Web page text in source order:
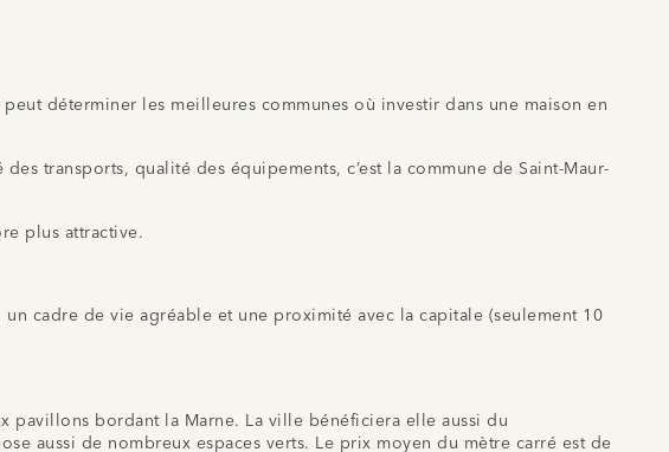
déterminer les meilleures communes où investir dans une maison en
transports, qualité des équipements, c’est la commune de Saint-Maur-
plus attractive.
un cadre de vie agréable et une proximité avec la capitale (seulement 10
pavillons bordant la Marne. La ville bénéficiera elle aussi du
aussi de nombreux espaces verts. Le prix moyen du mètre carré est de